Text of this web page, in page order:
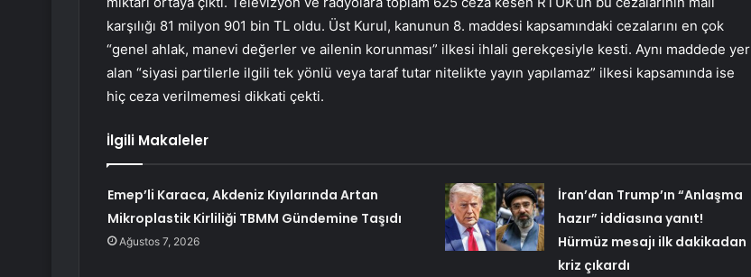
karşılığı 81 milyon 901 bin TL oldu. Üst Kurul, kanunun 8. maddesi kapsamındaki cezalarını en çok
“genel ahlak, manevi değerler ve ailenin korunması” ilkesi ihlali gerekçesiyle kesti. Aynı maddede yer
alan “siyasi partilerle ilgili tek yönlü veya taraf tutar nitelikte yayın yapılamaz” ilkesi kapsamında ise
hiç ceza verilmemesi dikkati çekti.
İlgili Makaleler
Emep’li Karaca, Akdeniz Kıyılarında Artan
Mikroplastik Kirliliği TBMM Gündemine Taşıdı
Ağustos 7, 2026
İran’dan Trump’ın “Anlaşma
hazır” iddiasına yanıt!
Hürmüz mesajı ilk dakikadan
kriz çıkardı